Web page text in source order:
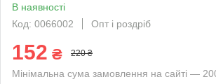
В наявності
Код: 0066002
Опт і роздріб
152 ₴ 220 ₴
Мінімальна сума замовлення на сайті —